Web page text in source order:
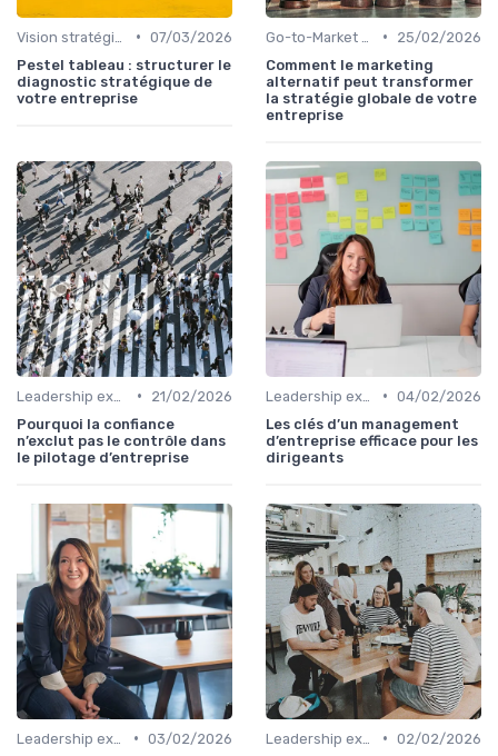
• 07/03/2026
Pestel tableau : structurer le
diagnostic stratégique de
votre entreprise
•
25/02/2026
Comment le marketing
alternatif peut transformer
la stratégie globale de votre
entreprise
•
21/02/2026
Pourquoi la confiance
n’exclut pas le contrôle dans
le pilotage d’entreprise
• 04/02/2026
Les clés d’un management
d’entreprise efficace pour les
dirigeants
• 03/02/2026
• 02/02/2026